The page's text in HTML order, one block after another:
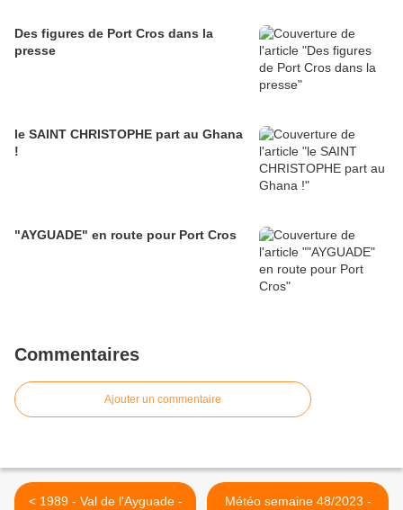
Des figures de Port Cros dans la
presse
le SAINT CHRISTOPHE part au Ghana
!
"AYGUADE" en route pour Port Cros
Commentaires
Ajouter un commentaire
< 1989 - Val de l'Ayguade -
Météo semaine 48/2023 -